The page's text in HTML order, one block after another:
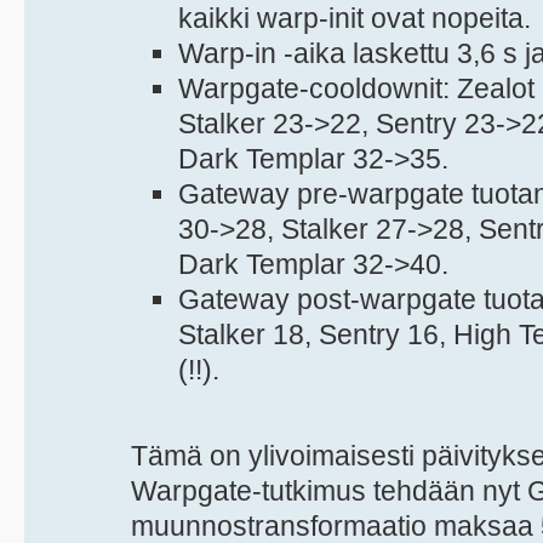
kaikki warp-init ovat nopeita.
Warp-in -aika laskettu 3,6 s
Warpgate-cooldownit:
Stalker 23->22, Sentry 23-
Dark Templar 32->35.
Gateway pre-warpgate
30->28, Stalker 27->28,
Dark Templar 32->40.
Gateway post-warpgate
Stalker 18, Sentry 16, High
(!!).
Tämä on ylivoimaisesti
Warpgate-tutkimus tehdään nyt
muunnostransformaatio